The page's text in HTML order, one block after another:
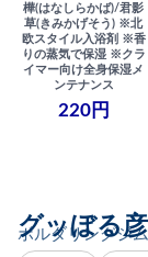
樺(はなしらかば)/君影
草(きみかげそう) ※北
欧スタイル入浴剤 ※香
りの蒸気で保湿 ※クラ
イマー向け全身保湿メ
ンテナンス
220円
ボルダリングジ
グッぼる